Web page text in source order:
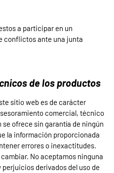
a participar en un
conflictos ante una junta
de los productos
sitio web es de carácter
comercial, técnico
ofrece sin garantía de ningún
la información proporcionada
errores o inexactitudes.
No aceptamos ninguna
derivados del uso de